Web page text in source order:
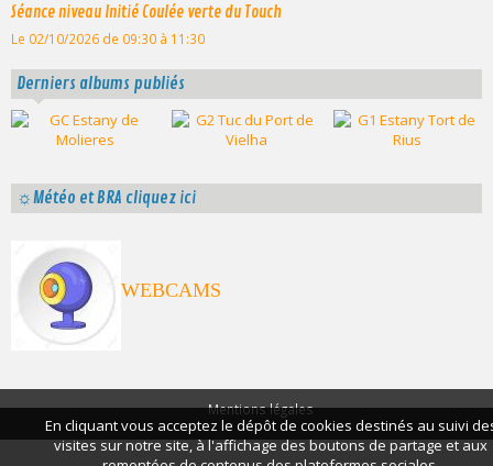
Séance niveau Initié Coulée verte du Touch
Le 02/10/2026 de 09:30 à 11:30
Derniers albums publiés
☼Météo et BRA cliquez ici
WEBCAMS
Mentions légales
En cliquant vous acceptez le dépôt de cookies destinés au suivi
visites sur notre site, à l'affichage des boutons de partage et aux